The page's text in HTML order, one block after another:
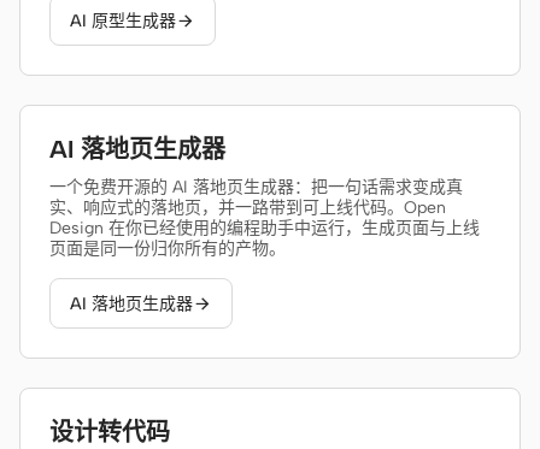
DeepSeek Reasonix
Hermes
Devin for Terminal
Pi
Kiro CLI
Kilo
AI 原型生成器
AI 落地页生成器
一个免费开源的 AI 落地页生成器：把一句话需求变成真
实、响应式的落地页，并一路带到可上线代码。Open
Design 在你已经使用的编程助手中运行，生成页面与上线
页面是同一份归你所有的产物。
AI 落地页生成器
设计转代码